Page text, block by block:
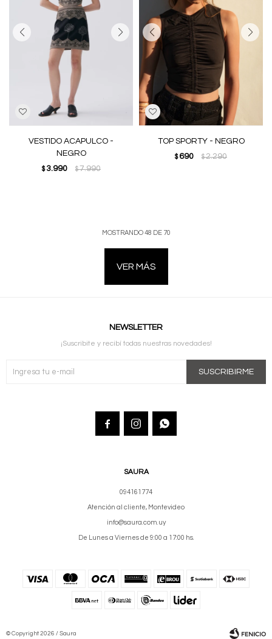
VESTIDO ACAPULCO -
NEGRO
$ 3.990 $7.990
TOP SPORTY - NEGRO
$ 690 $2.290
MOSTRANDO48 DE 70
VER MÁS
SAURA
094161774
Atención al cliente, Montevideo
info@saura.com.uy
De Lunes a Viernes de 9:00 a 17:00 hs.
NEWSLETTER
¡Suscribite y recibí todas nuestras novedades!
SUSCRIBIRME
  
© Copyright 2026 / Saura